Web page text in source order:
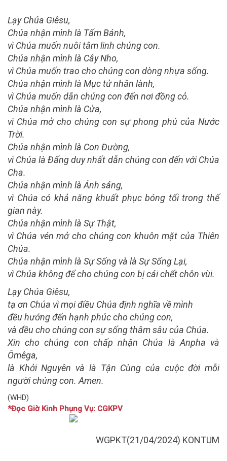
Lạy Chúa Giêsu,
Chúa nhận mình là Tấm Bánh,
vì Chúa muốn nuôi tâm linh chúng con.
Chúa nhận mình là Cây Nho,
vì Chúa muốn trao cho chúng con dòng nhựa sống.
Chúa nhận mình là Mục tử nhân lành,
vì Chúa muốn dẫn chúng con đến nơi đồng cỏ.
Chúa nhận mình là Cửa,
vì Chúa mở cho chúng con sự phong phú của Nước
Trời.
Chúa nhận mình là Con Đường,
vì Chúa là Đấng duy nhất dẫn chúng con đến với Chúa
Cha.
Chúa nhận mình là Ánh sáng,
vì Chúa có khả năng khuất phục bóng tối trong thế
gian này.
Chúa nhận mình là Sự Thật,
vì Chúa vén mở cho chúng con khuôn mặt của Thiên
Chúa.
Chúa nhận mình là Sự Sống và là Sự Sống Lại,
vì Chúa không để cho chúng con bị cái chết chôn vùi.
Lạy Chúa Giêsu,
tạ ơn Chúa vì mọi điều Chúa định nghĩa về mình
đều hướng đến hạnh phúc cho chúng con,
và đều cho chúng con sự sống thâm sâu của Chúa.
Xin cho chúng con chấp nhận Chúa là Anpha và
Ômêga,
là Khởi Nguyên và là Tận Cùng của cuộc đời mỗi
người chúng con. Amen.
(WHD)
*Đọc Giờ Kinh Phụng Vụ: CGKPV
WGPKT(21/04/2024) KONTUM